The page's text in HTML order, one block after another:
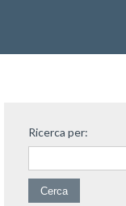
Ricerca per: